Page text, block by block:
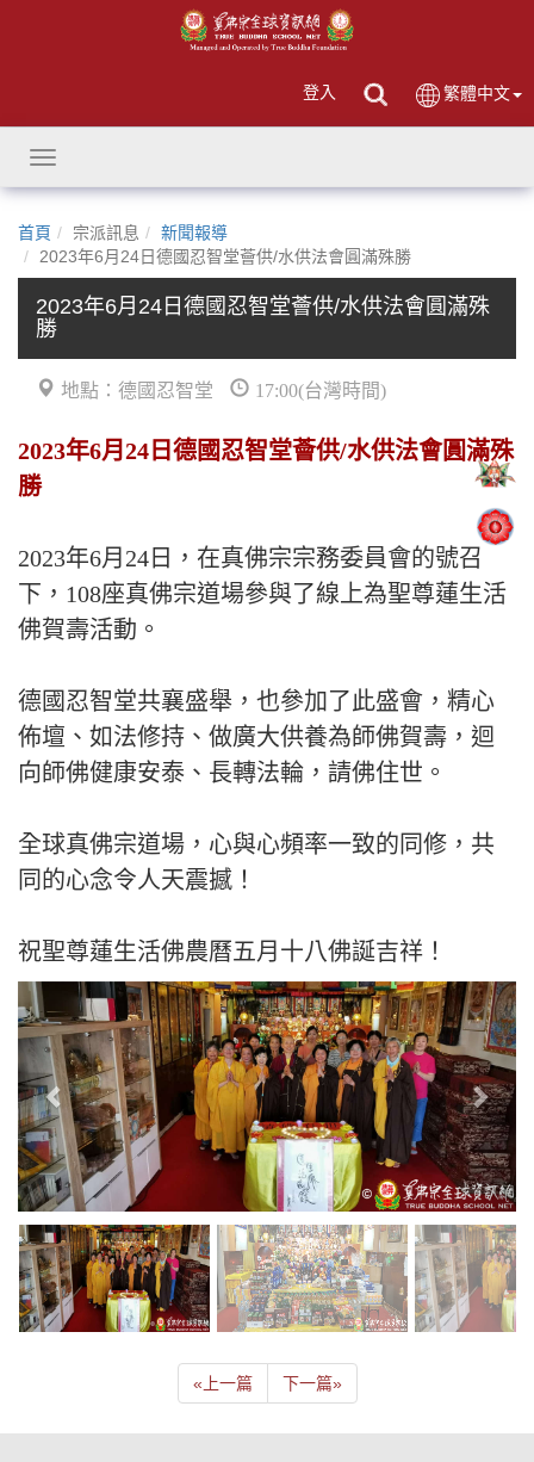
登入 繁體中文
Toggle
navigation
首頁 宗派訊息
新聞報導
2023年6月24日德國忍智堂薈供/水供法會圓滿殊勝
2023年6月24日德國忍智堂薈供/水供法會圓滿殊
勝
地點：德國忍智堂 17:00(台灣時間)
2023年6月24日德國忍智堂薈供/水供法會圓滿殊
勝
2023年6月24日，在真佛宗宗務委員會的號召
下，108座真佛宗道場參與了線上為聖尊蓮生活
佛賀壽活動。
德國忍智堂共襄盛舉，也參加了此盛會，精心
佈壇、如法修持、做廣大供養為師佛賀壽，迴
向師佛健康安泰、長轉法輪，請佛住世。
全球真佛宗道場，心與心頻率一致的同修，共
同的心念令人天震撼！
祝聖尊蓮生活佛農曆五月十八佛誕吉祥！
« 上一篇 下一篇»